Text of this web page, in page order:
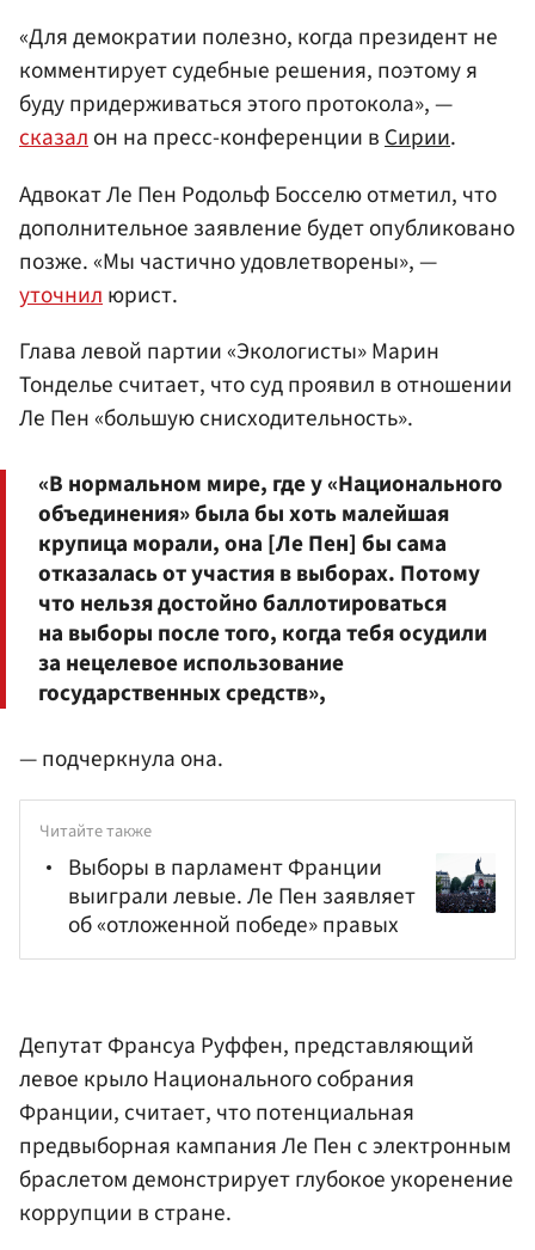
«Для демократии полезно, когда президент не
комментирует судебные решения, поэтому я
буду придерживаться этого протокола», —
сказалон на пресс-конференции вСирии.
Адвокат Ле Пен Родольф Босселю отметил, что
дополнительное заявление будет опубликовано
позже. «Мы частично удовлетворены», —
уточнил юрист.
Глава левой партии «Экологисты» Марин
Тонделье считает, что суд проявил в отношении
Ле Пен «большую снисходительность».
«В нормальном мире, где у «Национального
объединения» была бы хоть малейшая
крупица морали, она [Ле Пен] бы сама
отказалась от участия в выборах. Потому
что нельзя достойно баллотироваться
на выборы после того, когда тебя осудили
за нецелевое использование
государственных средств»,
— подчеркнула она.
Читайте также
Выборы в парламент Франции
выиграли левые. Ле Пен заявляет
об «отложенной победе» правых
Депутат Франсуа Руффен, представляющий
левое крыло Национального собрания
Франции, считает, что потенциальная
предвыборная кампания Ле Пен с электронным
браслетом демонстрирует глубокое укоренение
коррупции в стране.